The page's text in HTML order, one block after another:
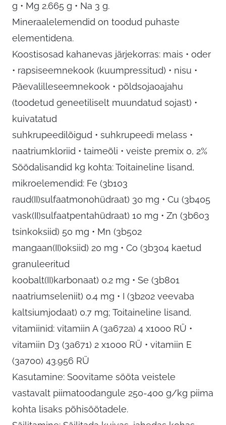
g • Mg 2.665 g • Na 3 g.
Mineraalelemendid on toodud puhaste
elementidena.
Koostisosad kahanevas järjekorras: mais • oder
• rapsiseemnekook (kuumpressitud) • nisu •
Päevalilleseemnekook • põldsojaoajahu
(toodetud geneetiliselt muundatud sojast) •
kuivatatud
suhkrupeedilõigud • suhkrupeedi melass •
naatriumkloriid • taimeõli • veiste premix 0, 2%
Söödalisandid kg kohta: Toitaineline lisand,
mikroelemendid: Fe (3b103
raud(II)sulfaatmonohüdraat) 30 mg • Cu (3b405
vask(II)sulfaatpentahüdraat) 10 mg • Zn (3b603
tsinkoksiid) 50 mg • Mn (3b502
mangaan(II)oksiid) 20 mg • Co (3b304 kaetud
granuleeritud
koobalt(II)karbonaat) 0.2 mg • Se (3b801
naatriumseleniit) 0.4 mg • I (3b202 veevaba
kaltsiumjodaat) 0.7 mg; Toitaineline lisand,
vitamiinid: vitamiin A (3a672a) 4 x1000 RÜ •
vitamiin D3 (3a671) 2 x1000 RÜ • vitamiin E
(3a700) 43.956 RÜ
Kasutamine: Soovitame sööta veistele
vastavalt piimatoodangule 250-400 g/kg piima
kohta lisaks põhisöötadele.